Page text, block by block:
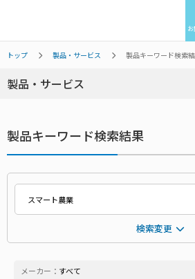
トップ 製品・サービス 製品キーワード検索
製品・サービス
製品キーワード検索結果
検索変更
メーカー： すべて